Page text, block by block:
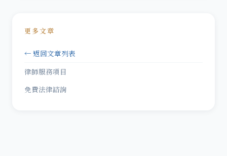
更多文章
← 返回文章列表
律師服務項目
免費法律諮詢